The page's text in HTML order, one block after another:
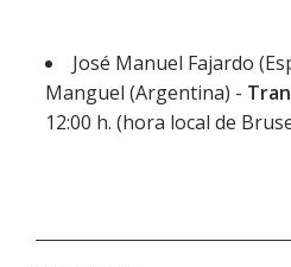
José Manuel Fajardo
Manguel (Argentina) -
12:00 h. (hora local de